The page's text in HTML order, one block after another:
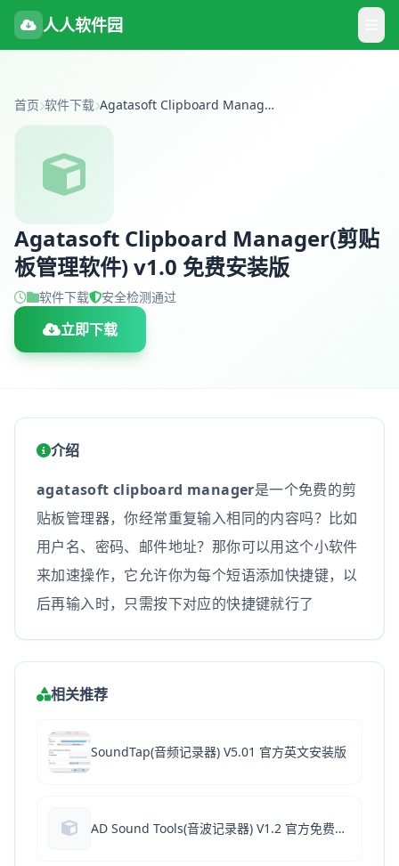
人人软件园
首页 软件下载 Agatasoft Clipboard Manager(剪贴板管理软件) v1.0 免费安装版
Agatasoft Clipboard Manager(剪贴
板管理软件) v1.0 免费安装版
软件下载 安全检测通过
立即下载
介绍
agatasoft clipboard manager是一个免费的剪
贴板管理器，你经常重复输入相同的内容吗？比如
用户名、密码、邮件地址？那你可以用这个小软件
来加速操作，它允许你为每个短语添加快捷键，以
后再输入时，只需按下对应的快捷键就行了
相关推荐
SoundTap(音频记录器) V5.01 官方英文安装版
AD Sound Tools(音波记录器) V1.2 官方免费安装版